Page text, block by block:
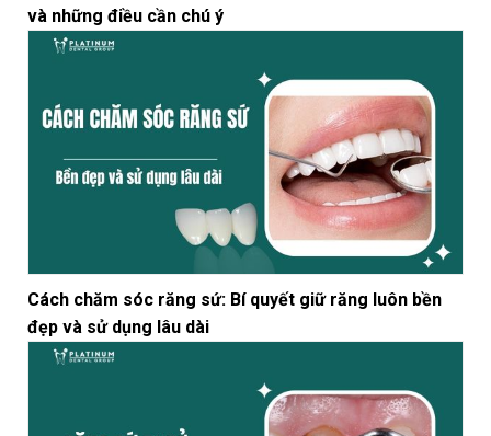
và những điều cần chú ý
Cách chăm sóc răng sứ: Bí quyết giữ răng luôn bền
đẹp và sử dụng lâu dài